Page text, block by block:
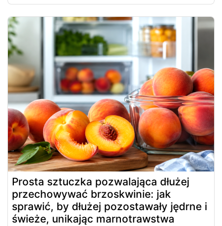
Prosta sztuczka pozwalająca dłużej
przechowywać brzoskwinie: jak
sprawić, by dłużej pozostawały jędrne i
świeże, unikając marnotrawstwa